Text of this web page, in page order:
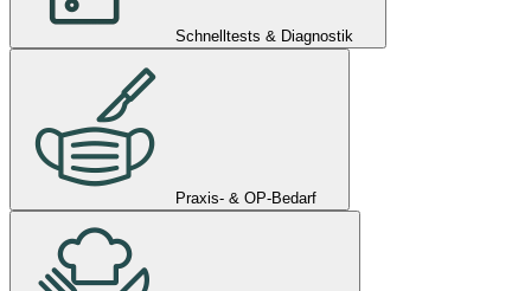
Schnelltests & Diagnostik
Praxis- & OP-Bedarf